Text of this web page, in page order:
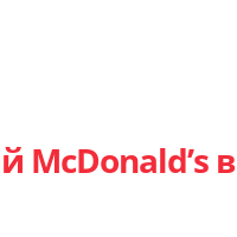
McDonald’s в